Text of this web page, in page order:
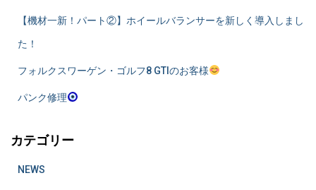
​【機材一新！パート②】ホイールバランサーを新しく導入しまし
た！
フォルクスワーゲン・ゴルフ8 GTIのお客様
パンク修理
カテゴリー
NEWS